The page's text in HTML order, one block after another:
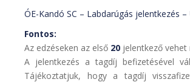
ÓE-Kandó SC – Labdarúgás jelentkezés
Fontos:
Az edzéseken az első 20 jelentkező vehet
A jelentkezés a tagdíj befizetésével
Tájékoztatjuk, hogy a tagdíj